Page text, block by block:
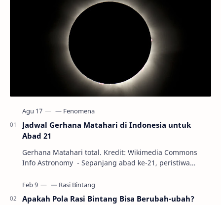
Jadwal Gerhana Matahari di Indonesia untuk
Abad 21
Gerhana Matahari total. Kredit: Wikimedia Commons
Info Astronomy - Sepanjang abad ke-21, peristiwa
Apakah Pola Rasi Bintang Bisa Berubah-ubah?